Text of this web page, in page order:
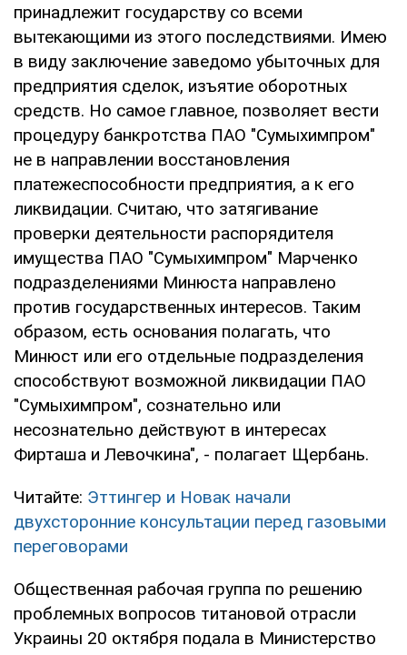
принадлежит государству со всеми
вытекающими из этого последствиями. Имею
в виду заключение заведомо убыточных для
предприятия сделок, изъятие оборотных
средств. Но самое главное, позволяет вести
процедуру банкротства ПАО "Сумыхимпром"
не в направлении восстановления
платежеспособности предприятия, а к его
ликвидации. Считаю, что затягивание
проверки деятельности распорядителя
имущества ПАО "Сумыхимпром" Марченко
подразделениями Минюста направлено
против государственных интересов. Таким
образом, есть основания полагать, что
Минюст или его отдельные подразделения
способствуют возможной ликвидации ПАО
"Сумыхимпром", сознательно или
несознательно действуют в интересах
Фирташа и Левочкина", - полагает Щербань.
Читайте: Эттингер и Новак начали
двухсторонние консультации перед газовыми
переговорами
Общественная рабочая группа по решению
проблемных вопросов титановой отрасли
Украины 20 октября подала в Министерство